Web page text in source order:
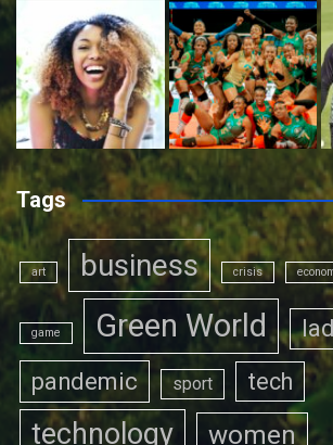
Tags
art business crisis
game Green World
pandemic sport tech
technology women